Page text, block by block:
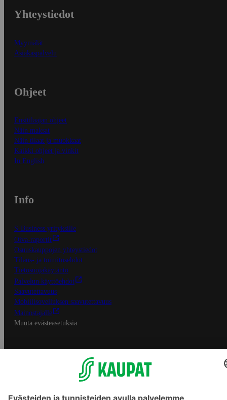
Yhteystiedot
Myymälät
Asiakaspalvelu
Ohjeet
Ensitilaajan ohjeet
Näin maksat
Näin tilaat ja muokkaat
Kaikki ohjeet ja vinkit
In English
Info
S-Business yrityksille
Oiva-raportit
Osuuskauppojen yhteystiedot
Tilaus- ja toimitusehdot
Tietosuojakäytäntö
Palvelun käyttöehdot
Saavutettavuus
Mobiilisovelluksen saavutettavuus
Mainostajalle
Muuta evästeasetuksia
S-ryhmän palvelut